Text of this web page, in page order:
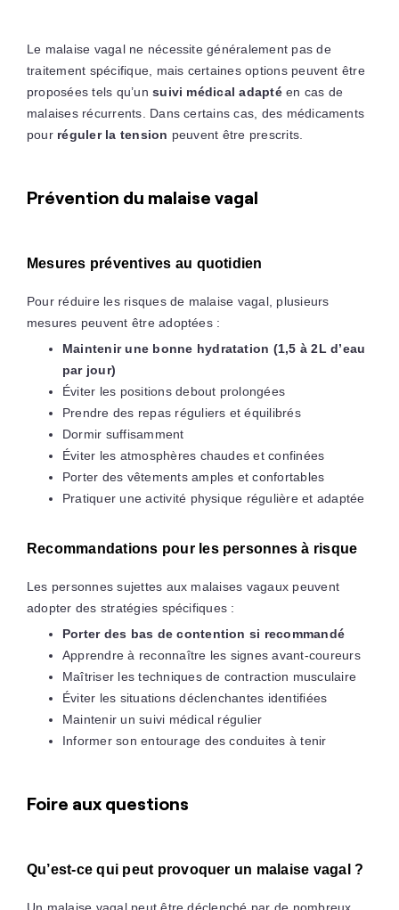
Le malaise vagal ne nécessite généralement pas de
traitement spécifique, mais certaines options peuvent être
proposées tels qu’unsuivi médical adaptéen cas de
malaises récurrents. Dans certains cas, des médicaments
pour réguler la tension peuvent être prescrits.
Prévention du malaise vagal
Mesures préventives au quotidien
Pour réduire les risques de malaise vagal, plusieurs
mesures peuvent être adoptées :
Maintenir une bonne hydratation (1,5 à 2L d’eau
par jour)
Éviter les positions debout prolongées
Prendre des repas réguliers et équilibrés
Dormir suffisamment
Éviter les atmosphères chaudes et confinées
Porter des vêtements amples et confortables
Pratiquer une activité physique régulière et adaptée
Recommandations pour les personnes à risque
Les personnes sujettes aux malaises vagaux peuvent
adopter des stratégies spécifiques :
Porter des bas de contention si recommandé
Apprendre à reconnaître les signes avant-coureurs
Maîtriser les techniques de contraction musculaire
Éviter les situations déclenchantes identifiées
Maintenir un suivi médical régulier
Informer son entourage des conduites à tenir
Foire aux questions
Qu’est-ce qui peut provoquer un malaise vagal ?
Un malaise vagal peut être déclenché par de nombreux